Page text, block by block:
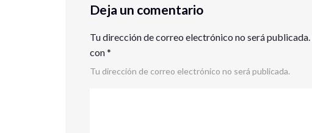
Deja un comentario
Tu dirección de correo electrónico no será publicada.
con*
Tu dirección de correo electrónico no será publicada.